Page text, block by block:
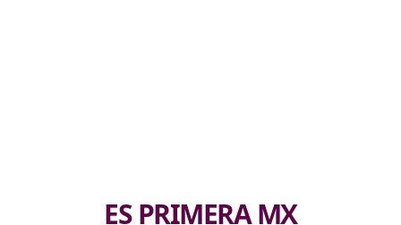
ES PRIMERA MX